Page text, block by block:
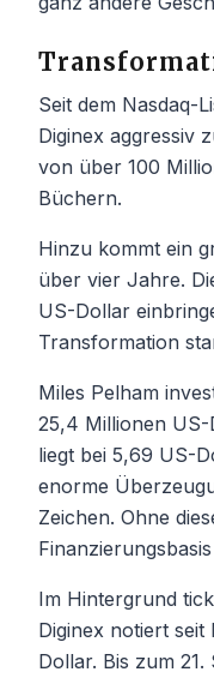
Seit dem Nasdaq-
Diginex aggressiv
von über 100
Büchern.
Hinzu kommt ein
über vier Jahre.
US-Dollar
Transformation
Miles Pelham
25,4 Millionen
liegt bei 5,69 US-
enorme
Zeichen. Ohne
Im Hintergrund
Diginex notiert
Dollar. Bis zum